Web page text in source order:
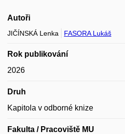
Autoři
JIČÍNSKÁ Lenka FASORA Lukáš
Rok publikování
2026
Druh
Kapitola v odborné knize
Fakulta / Pracoviště MU